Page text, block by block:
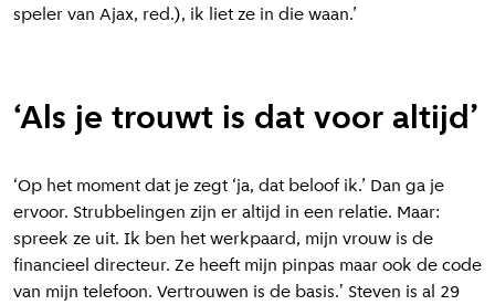
speler van Ajax, red.), ik liet ze in die waan.’
‘Als je trouwt is dat voor altijd’
‘Op het moment dat je zegt ‘ja, dat beloof ik.’ Dan ga je
ervoor. Strubbelingen zijn er altijd in een relatie. Maar:
spreek ze uit. Ik ben het werkpaard, mijn vrouw is de
financieel directeur. Ze heeft mijn pinpas maar ook de code
van mijn telefoon. Vertrouwen is de basis.' Steven is al 29